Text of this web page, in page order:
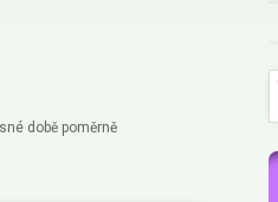
době poměrně